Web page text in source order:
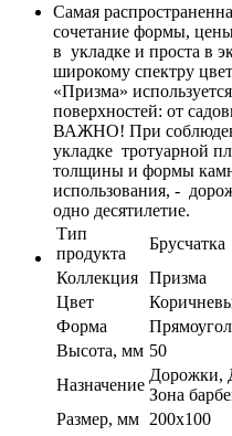
Самая
сочетание формы,
в укладке и проста в
широкому спектру
«Призма»
поверхностей: от
ВАЖНО! При
укладке тротуарной
толщины и формы
использования, -
одно десятилетие.
Тип
продукта
Брусчатка
Коллекция Призма
Цвет
Форма
Высота, мм 50
Назначение
Дорожки,
Зона
Размер, мм 200х100